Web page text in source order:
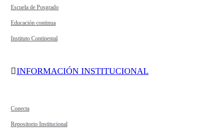
Escuela de Posgrado
Educación continua
Instituto Continental
INFORMACIÓN INSTITUCIONAL
Conecta
Repositorio Institucional